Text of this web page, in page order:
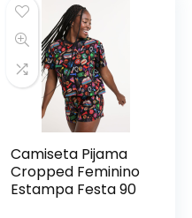
Camiseta Pijama
Cropped Feminino
Estampa Festa 90